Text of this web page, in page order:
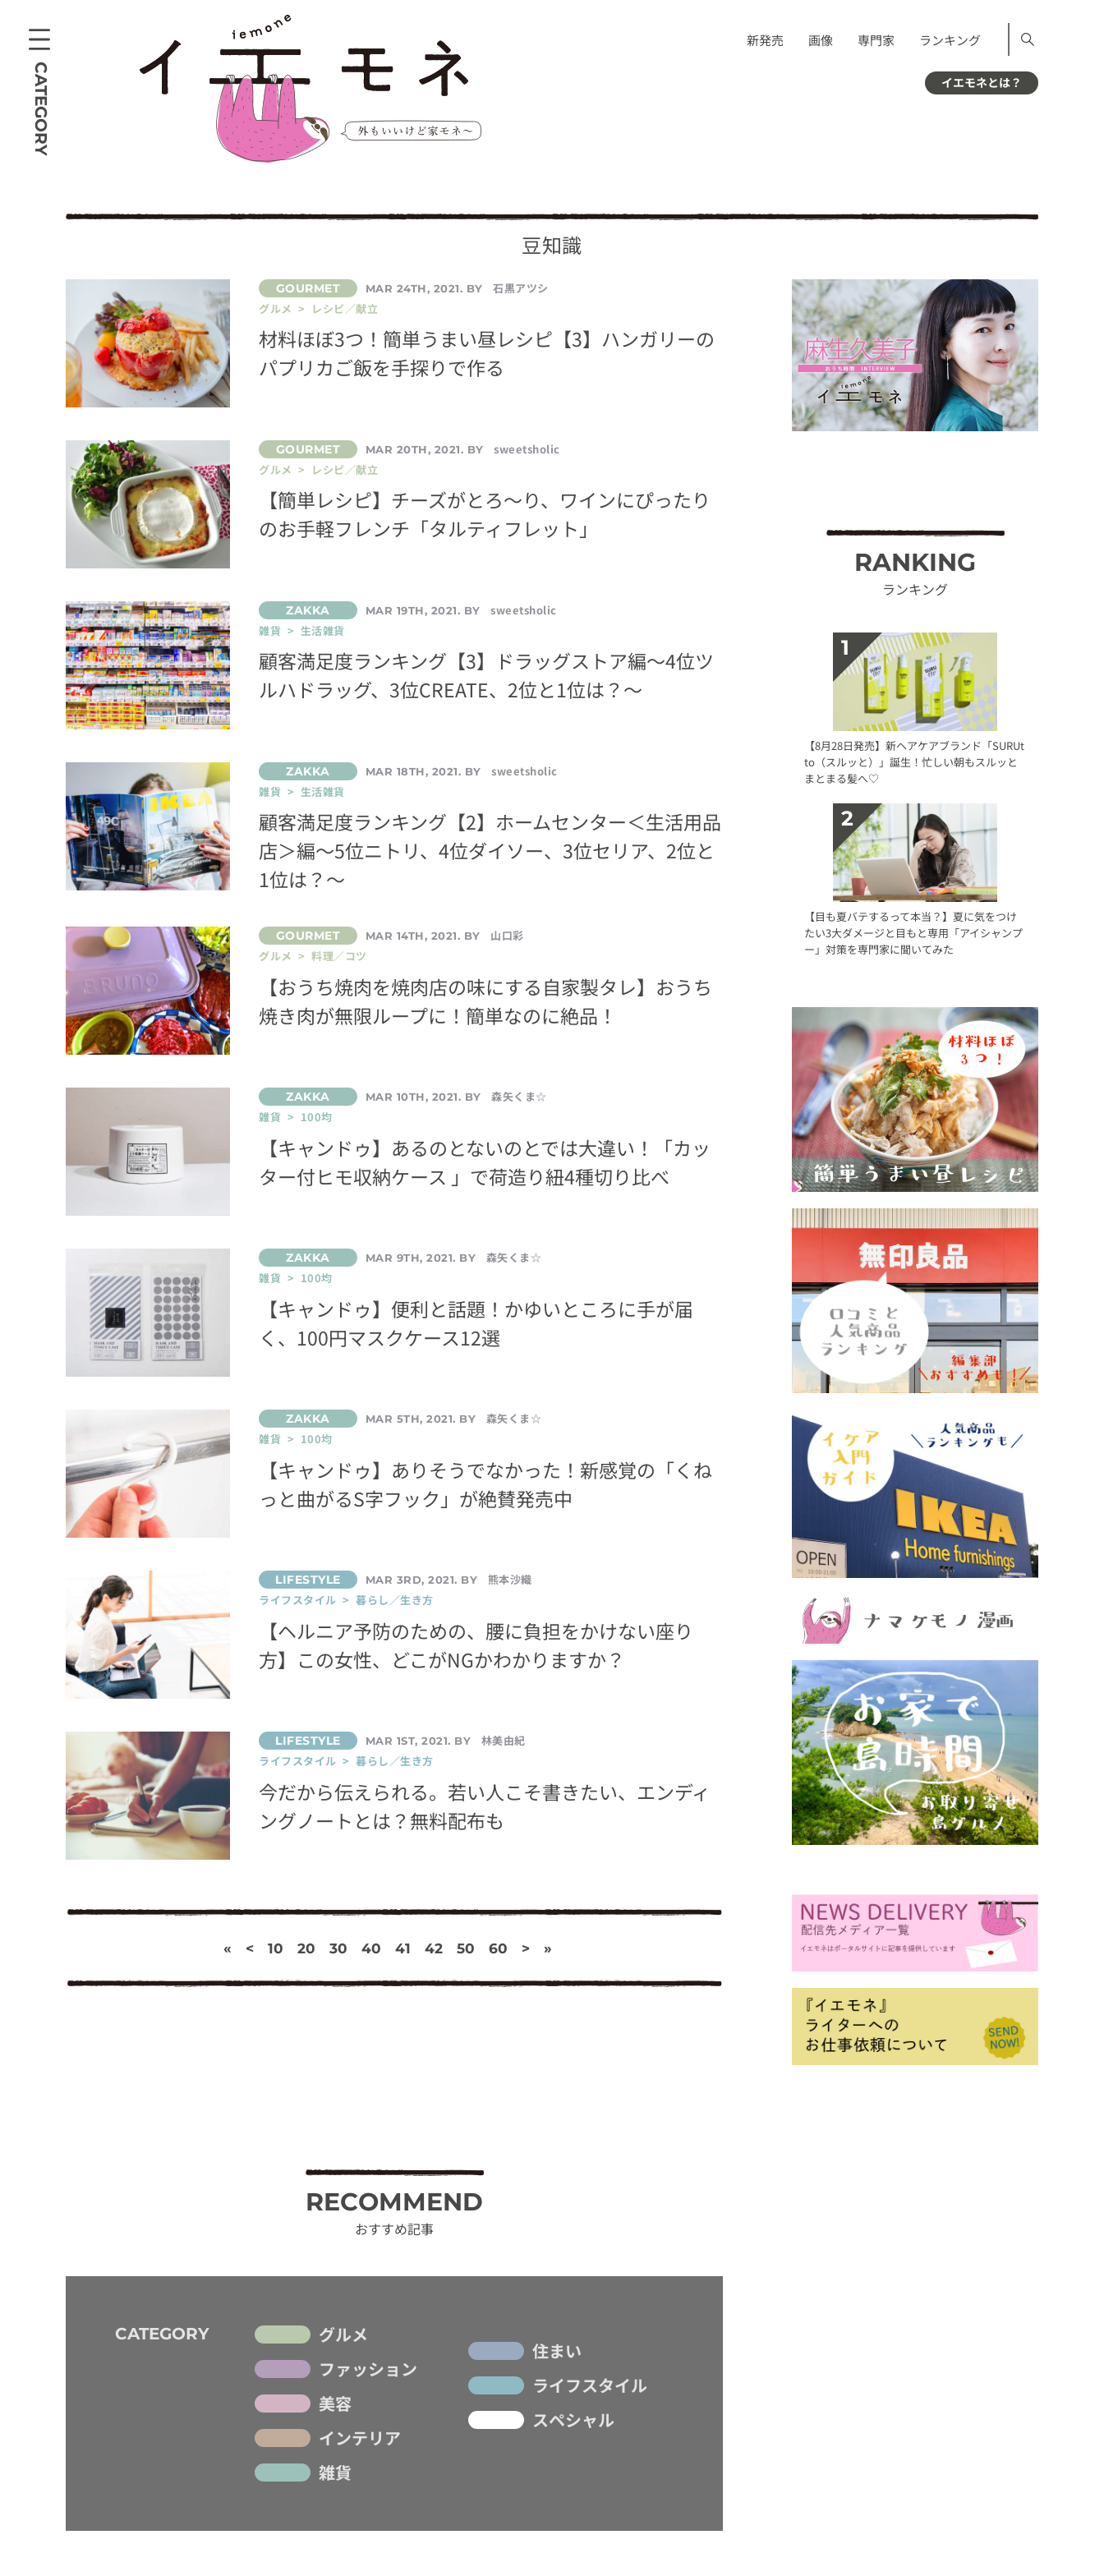
CATEGORY
新発売 画像 専門家 ランキング
イエモネとは？
豆知識
MAR 24TH, 2021. BY
石黒アツシ
グルメ > レシピ／献立
材料ほぼ3つ！簡単うまい昼レシピ【3】ハンガリーの
パプリカご飯を手探りで作る
MAR 20TH, 2021. BY
sweetsholic
グルメ > レシピ／献立
【簡単レシピ】チーズがとろ〜り、ワインにぴったり
のお手軽フレンチ「タルティフレット」
MAR 19TH, 2021. BY
sweetsholic
雑貨 > 生活雑貨
顧客満足度ランキング【3】ドラッグストア編〜4位ツ
ルハドラッグ、3位CREATE、2位と1位は？〜
MAR 18TH, 2021. BY
sweetsholic
雑貨 > 生活雑貨
顧客満足度ランキング【2】ホームセンター＜生活用品
店＞編〜5位ニトリ、4位ダイソー、3位セリア、2位と
1位は？〜
MAR 14TH, 2021. BY
山口彩
グルメ > 料理／コツ
【おうち焼肉を焼肉店の味にする自家製タレ】おうち
焼き肉が無限ループに！簡単なのに絶品！
MAR 10TH, 2021. BY
森矢くま☆
雑貨 > 100均
【キャンドゥ】あるのとないのとでは大違い！「カッ
ター付ヒモ収納ケース 」で荷造り紐4種切り比べ
MAR 9TH, 2021. BY
森矢くま☆
雑貨 > 100均
【キャンドゥ】便利と話題！かゆいところに手が届
く、100円マスクケース12選
MAR 5TH, 2021. BY
森矢くま☆
雑貨 > 100均
【キャンドゥ】ありそうでなかった！新感覚の「くね
っと曲がるS字フック」が絶賛発売中
MAR 3RD, 2021. BY
熊本沙織
ライフスタイル > 暮らし／生き方
【ヘルニア予防のための、腰に負担をかけない座り
方】この女性、どこがNGかわかりますか？
MAR 1ST, 2021. BY
林美由紀
ライフスタイル > 暮らし／生き方
今だから伝えられる。若い人こそ書きたい、エンディ
ングノートとは？無料配布も
« < 10 20 30 40 41 42 50 60 > »
RECOMMEND
おすすめ記事
CATEGORY
グルメ
ファッション
美容
インテリア
雑貨
住まい
ライフスタイル
スペシャル
RANKING
ランキング
【8月28日発売】新ヘアケアブランド「SURUt
to（スルッと）」誕生！忙しい朝もスルッと
まとまる髪へ♡
【目も夏バテするって本当？】夏に気をつけ
たい3大ダメージと目もと専用「アイシャンプ
ー」対策を専門家に聞いてみた